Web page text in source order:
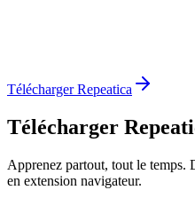
Télécharger Repeatica
Télécharger
Apprenez partout, tout le temps.
en extension navigateur.